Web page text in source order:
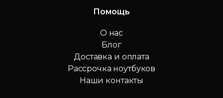
Помощь
О нас
Блог
Доставка и оплата
Рассрочка ноутбуков
Наши контакты